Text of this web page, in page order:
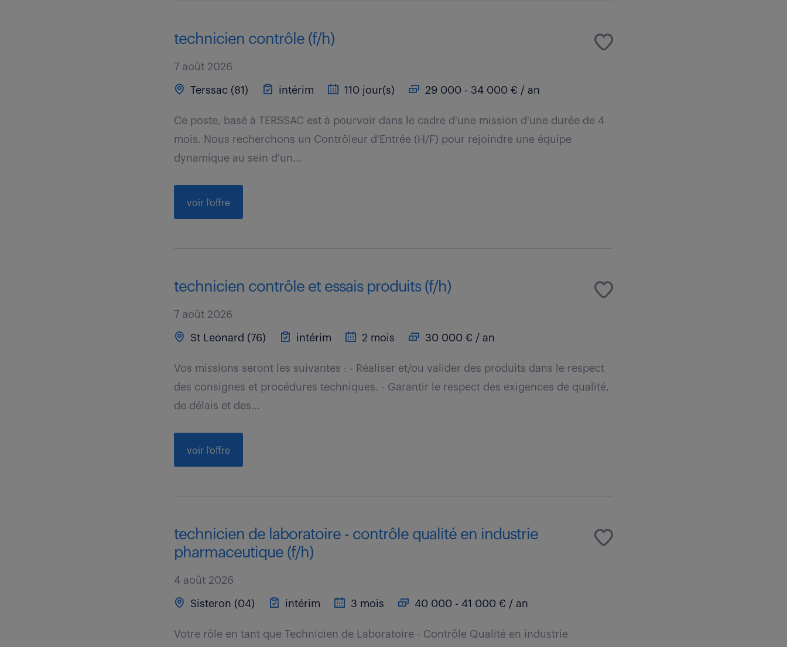
technicien contrôle (f/h)
7 août 2026
Terssac (81) intérim 110 jour(s) 29 000 - 34 000 € / an
Ce poste, basé à TERSSAC est à pourvoir dans le cadre d'une mission d'une durée de 4
mois. Nous recherchons un Contrôleur d'Entrée (H/F) pour rejoindre une équipe
dynamique au sein d'un...
voir l'offre
technicien contrôle et essais produits (f/h)
7 août 2026
St Leonard (76) intérim 2 mois 30 000 € / an
Vos missions seront les suivantes : - Réaliser et/ou valider des produits dans le respect
des consignes et procédures techniques. - Garantir le respect des exigences de qualité,
de délais et des...
voir l'offre
technicien de laboratoire - contrôle qualité en industrie
pharmaceutique (f/h)
4 août 2026
Sisteron (04) intérim 3 mois 40 000 - 41 000 € / an
Votre rôle en tant que Technicien de Laboratoire - Contrôle Qualité en industrie